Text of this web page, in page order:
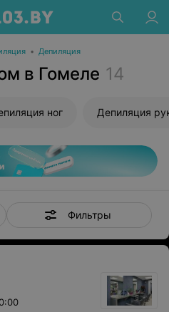
• Депиляция
в Гомеле 14
ног Депиляция
Фильтры